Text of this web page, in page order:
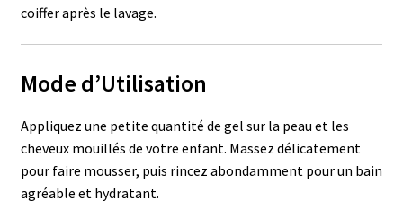
coiffer après le lavage.
Mode d’Utilisation
Appliquez une petite quantité de gel sur la peau et les
cheveux mouillés de votre enfant. Massez délicatement
pour faire mousser, puis rincez abondamment pour un bain
agréable et hydratant.